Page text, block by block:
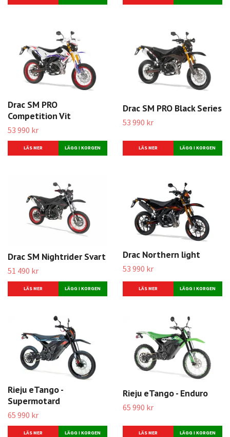
Drac SM PRO
Competition Vit
53 990 kr
LÄS MER
Drac SM PRO Black Series
53 990 kr
LÄS MER
Drac SM Nightrider Svart
51 490 kr
LÄS MER
Drac Northern light
53 990 kr
LÄS MER
Rieju eTango -
Supermotard
65 990 kr
LÄS MER
Rieju eTango - Enduro
65 990 kr
LÄS MER